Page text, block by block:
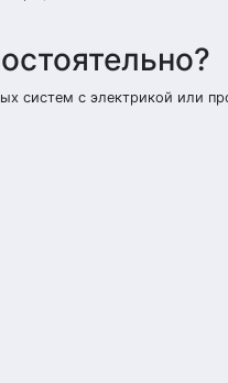
систем с электрикой или